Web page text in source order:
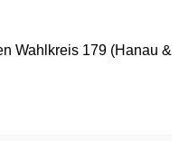
Wahlkreis 179 (Hanau &